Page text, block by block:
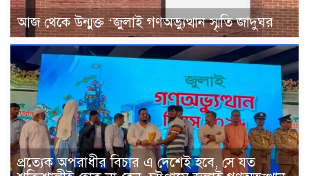
আজ থেকে উন্মুক্ত ‘জুলাই গণঅভ্যুত্থান স্মৃতি জাদুঘর
প্রত্যেক অপরাধীর বিচার এ দেশেই হবে, সে যত